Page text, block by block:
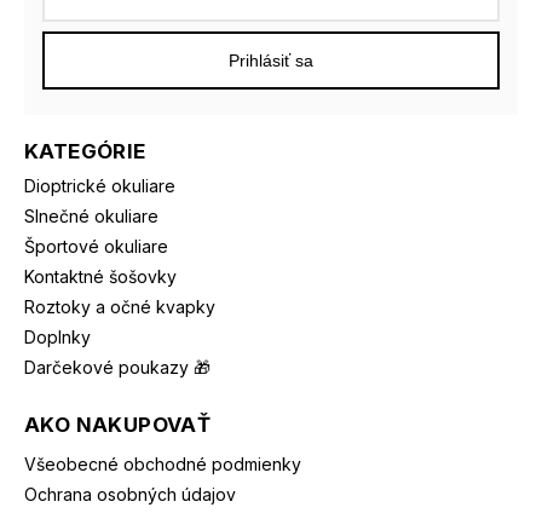
KATEGÓRIE
Dioptrické okuliare
Slnečné okuliare
Športové okuliare
Kontaktné šošovky
Roztoky a očné kvapky
Doplnky
Darčekové poukazy 🎁
AKO NAKUPOVAŤ
Všeobecné obchodné podmienky
Ochrana osobných údajov
Prihlásiť sa